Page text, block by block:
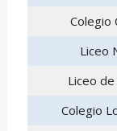
Colegio
Liceo
Liceo
Colegio